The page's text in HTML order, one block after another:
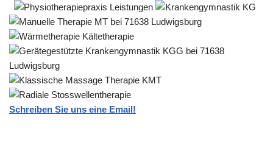
Schreiben Sie uns eine Email!